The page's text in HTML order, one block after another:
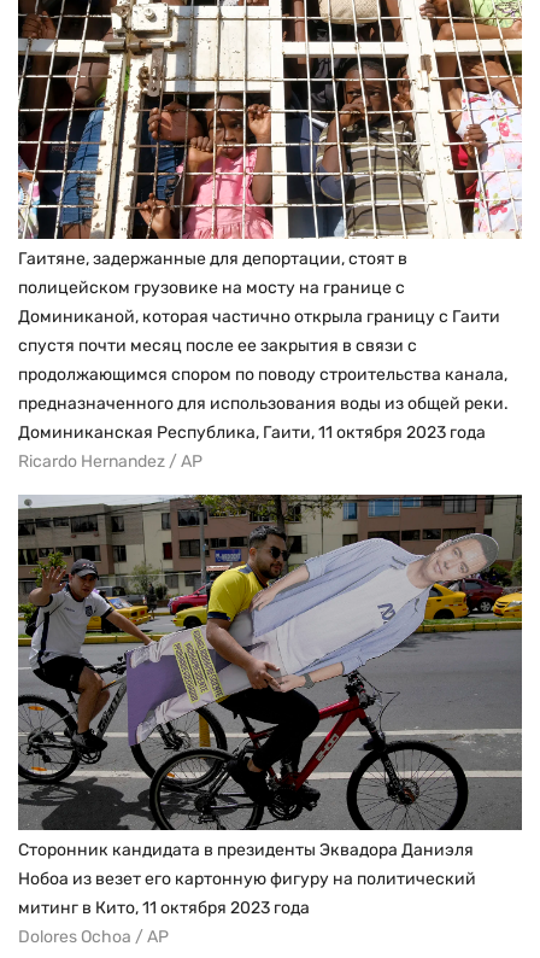
Гаитяне, задержанные для депортации, стоят в
полицейском грузовике на мосту на границе с
Доминиканой, которая частично открыла границу с Гаити
спустя почти месяц после ее закрытия в связи с
продолжающимся спором по поводу строительства канала,
предназначенного для использования воды из общей реки.
Доминиканская Республика, Гаити, 11 октября 2023 года
Ricardo Hernandez / AP
Сторонник кандидата в президенты Эквадора Даниэля
Нобоа из везет его картонную фигуру на политический
митинг в Кито, 11 октября 2023 года
Dolores Ochoa / AP